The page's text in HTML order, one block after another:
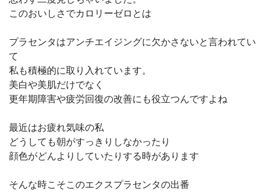
このおいしさでカロリーゼロとは
プラセンタはアンチエイジングに欠かさないと言われてい
て
私も積極的に取り入れています。
美白や美肌だけでなく
更年期障害や疲労回復の改善にも役立つんですよね
最近はお疲れ気味の私
どうしても朝がすっきりしなかったり
顔色がどんよりしていたりする時があります
そんな時こそこのエクスプラセンタの出番